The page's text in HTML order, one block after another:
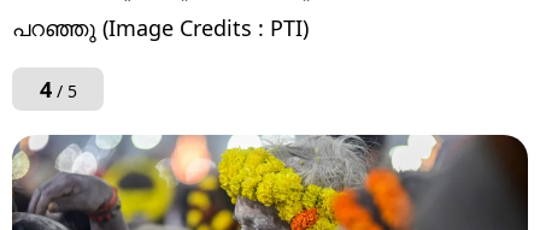
പറഞ്ഞു (Image Credits : PTI)
4/ 5